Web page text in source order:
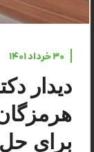
۳۰ خرداد ۱۴۰۱
دیدار
برای